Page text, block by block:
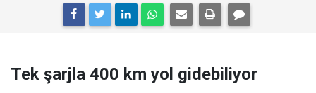
Tek şarjla 400 km yol gidebiliyor